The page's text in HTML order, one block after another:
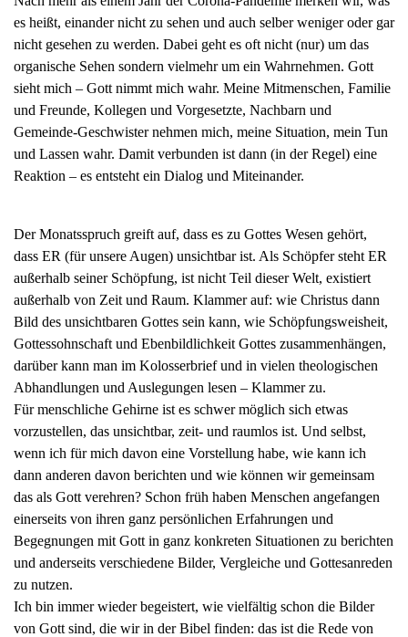
es heißt, einander nicht zu sehen und auch selber weniger oder gar
nicht gesehen zu werden. Dabei geht es oft nicht (nur) um das
organische Sehen sondern vielmehr um ein Wahrnehmen. Gott
sieht mich – Gott nimmt mich wahr. Meine Mitmenschen, Familie
und Freunde, Kollegen und Vorgesetzte, Nachbarn und
Gemeinde-Geschwister nehmen mich, meine Situation, mein Tun
und Lassen wahr. Damit verbunden ist dann (in der Regel) eine
Reaktion – es entsteht ein Dialog und Miteinander.
Der Monatsspruch greift auf, dass es zu Gottes Wesen gehört,
dass ER (für unsere Augen) unsichtbar ist. Als Schöpfer steht ER
außerhalb seiner Schöpfung, ist nicht Teil dieser Welt, existiert
außerhalb von Zeit und Raum. Klammer auf: wie Christus dann
Bild des unsichtbaren Gottes sein kann, wie Schöpfungsweisheit,
Gottessohnschaft und Ebenbildlichkeit Gottes zusammenhängen,
darüber kann man im Kolosserbrief und in vielen theologischen
Abhandlungen und Auslegungen lesen – Klammer zu.
Für menschliche Gehirne ist es schwer möglich sich etwas
vorzustellen, das unsichtbar, zeit- und raumlos ist. Und selbst,
wenn ich für mich davon eine Vorstellung habe, wie kann ich
dann anderen davon berichten und wie können wir gemeinsam
das als Gott verehren? Schon früh haben Menschen angefangen
einerseits von ihren ganz persönlichen Erfahrungen und
Begegnungen mit Gott in ganz konkreten Situationen zu berichten
und anderseits verschiedene Bilder, Vergleiche und Gottesanreden
zu nutzen.
Ich bin immer wieder begeistert, wie vielfältig schon die Bilder
von Gott sind, die wir in der Bibel finden: das ist die Rede von